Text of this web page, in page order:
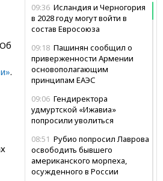
09:36 Исландия и Черногория
в 2028 году могут войти в
состав Евросоюза
09:18 Пашинян сообщил о
приверженности Армении
основополагающим
принципам ЕАЭС
09:06 Гендиректора
удмуртской «Ижавиа»
попросили уволиться
08:51 Рубио попросил Лаврова
освободить бывшего
американского морпеха,
осужденного в России
.